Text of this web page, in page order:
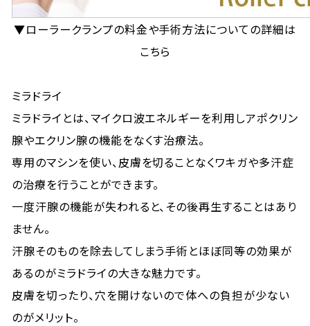
▼ローラークランプの料金や手術方法についての詳細は
こちら
ミラドライ
ミラドライとは、マイクロ波エネルギーを利用しアポクリン
腺やエクリン腺の機能をなくす治療法。
専用のマシンを使い、皮膚を切ることなくワキガや多汗症
の治療を行うことができます。
一度汗腺の機能が失われると、その後再生することはあり
ません。
汗腺そのものを除去してしまう手術とほぼ同等の効果が
あるのがミラドライの大きな魅力です。
皮膚を切ったり、穴を開けないので体への負担が少ない
のがメリット。